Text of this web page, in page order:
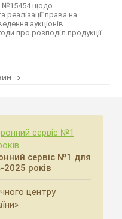
№15454 щодо
реалізації права на
аукціонів
про розподіл продукції
сервіс №1 для
2025 років
центру